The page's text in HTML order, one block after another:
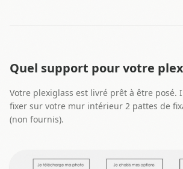
Quel support pour votre
Votre plexiglass est livré prêt à être posé.
fixer sur votre mur intérieur 2 pattes de
(non fournis).